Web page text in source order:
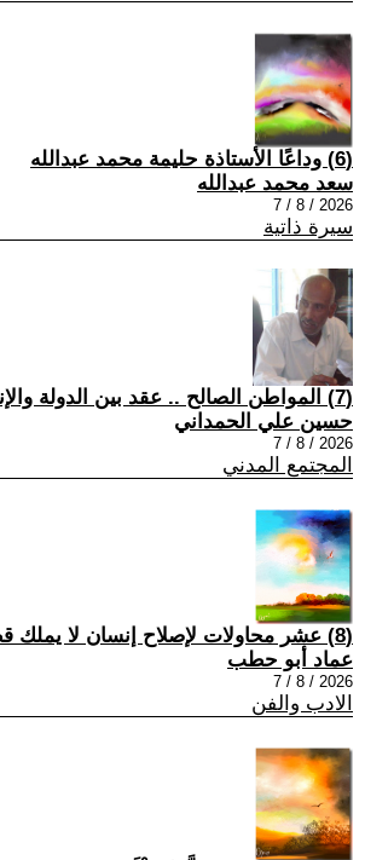
(6) وداعًا الأستاذة حليمة محمد عبدالله
سعد محمد عبدالله
2026 / 8 / 7
سيرة ذاتية
(7) المواطن الصالح .. عقد بين الدولة والإنسان
حسين علي الحمداني
2026 / 8 / 7
المجتمع المدني
(8) عشر محاولات لإصلاح إنسان لا يملك قطع الغيار
عماد أبو حطب
2026 / 8 / 7
الادب والفن